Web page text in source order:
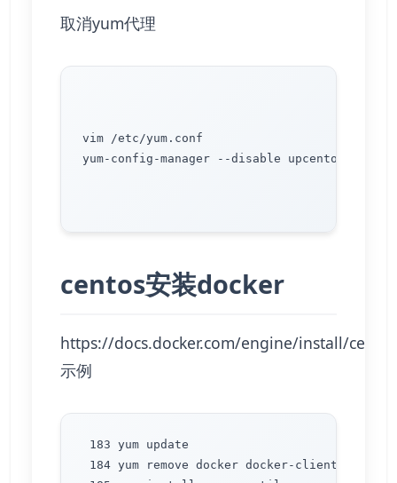
取消yum代理
vim /etc/yum.conf
yum-config-manager --disable upcentos7
centos安装docker
https://docs.docker.com/engine/install/
示例
183 yum update
184 yum remove docker docker-client